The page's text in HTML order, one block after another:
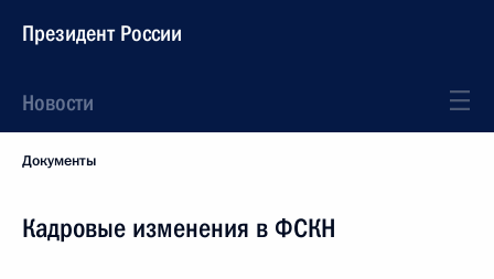
Президент России
Новости
Документы
Кадровые изменения в ФСКН